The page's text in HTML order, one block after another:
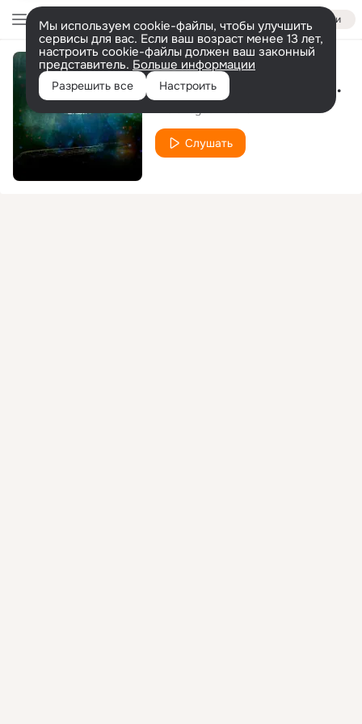
Войти
Мы используем cookie-файлы, чтобы улучшить
сервисы для вас. Если ваш возраст менее 13 лет,
настроить cookie-файлы должен ваш законный
представитель. Больше информации
Разрешить все Настроить Stop Looking Around
Слушать